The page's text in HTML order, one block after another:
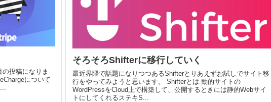
投稿になりま
そろそろShifterに移行していく
最近界隈で話題になりつつあるShifterとりあえずお試しでサイト移
行をやってみようと思います。 Shifterとは 動的サイトの
WordPressをCloud上で構築して、公開するときには静的Webサイ
トにしてくれるステキS...